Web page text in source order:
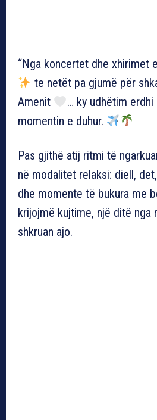
“Nga koncertet dhe xhirimet
te netët pa gjumë për
Amenit
… ky udhëtim
momentin e duhur.
Pas gjithë atij ritmi të
në modalitet relaksi: diell,
dhe momente të bukura me
krijojmë kujtime, një ditë nga
shkruan ajo.